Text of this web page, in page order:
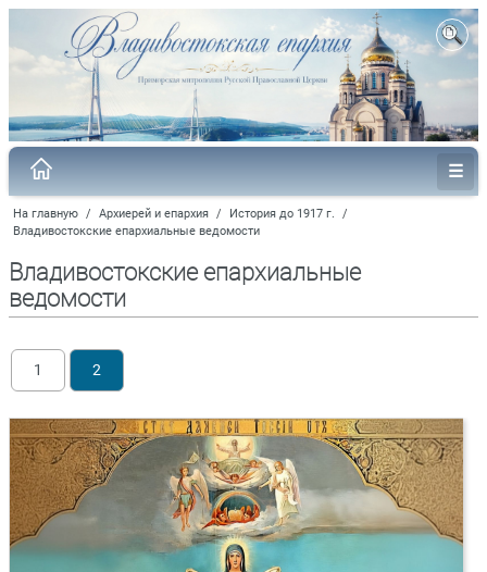
На главную / Архиерей и епархия / История до 1917 г.
/
Владивостокские епархиальные ведомости
Владивостокские епархиальные
ведомости
1 2